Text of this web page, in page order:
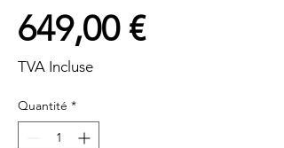
649,00 €Prix
TVA Incluse
Quantité *